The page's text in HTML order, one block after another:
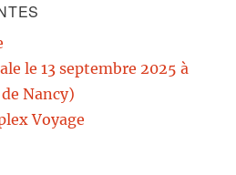
le 13 septembre 2025 à
Nancy)
Voyage